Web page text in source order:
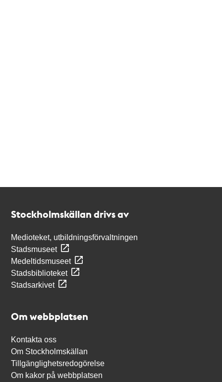
Stockholmskällan drivs av
Medioteket, utbildningsförvaltningen
Stadsmuseet
Medeltidsmuseet
Stadsbiblioteket
Stadsarkivet
Om webbplatsen
Kontakta oss
Om Stockholmskällan
Tillgänglighetsredogörelse
Om kakor på webbplatsen